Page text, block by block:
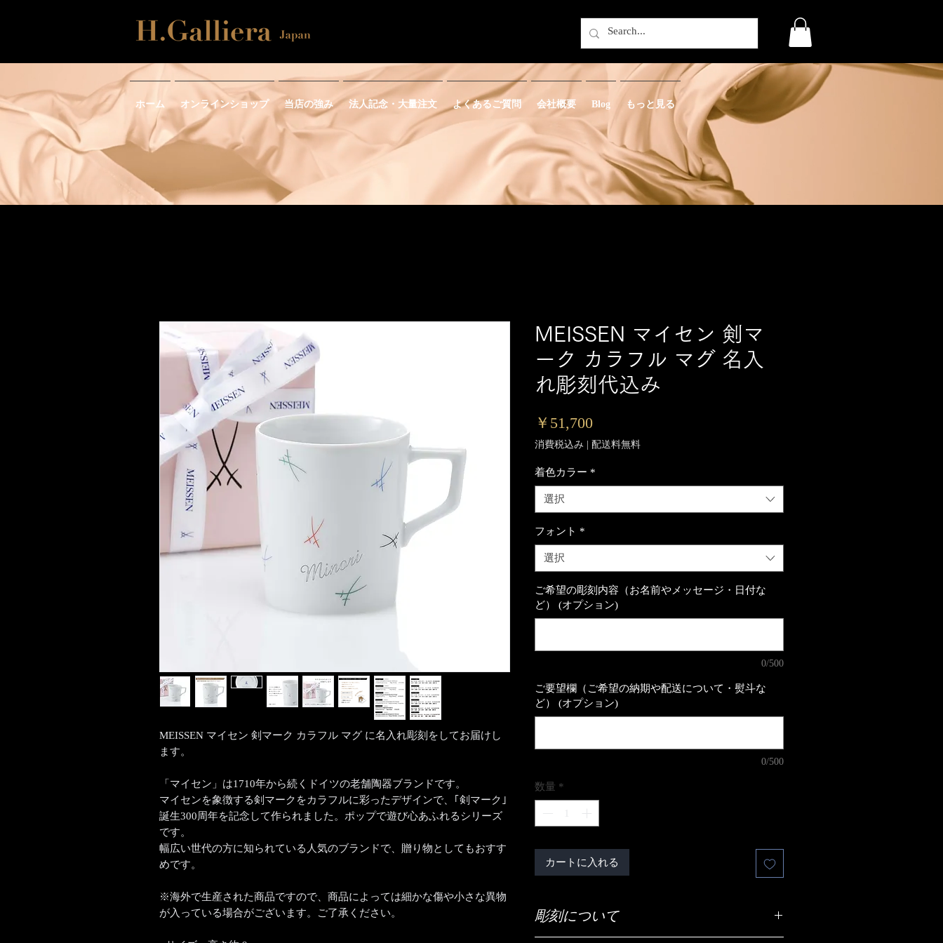
ホーム オンラインショップ 当店の強み 法人記念・大量注文 よくあるご質問 会社概要 Blog もっと見る
MEISSEN マイセン 剣マーク カラフル マグ に名入れ彫刻をしてお届けし
ます。
「マイセン」は1710年から続くドイツの老舗陶器ブランドです。
マイセンを象徴する剣マークをカラフルに彩ったデザインで、｢剣マーク｣
誕生300周年を記念して作られました。ポップで遊び心あふれるシリーズ
です。
幅広い世代の方に知られている人気のブランドで、贈り物としてもおすす
めです。
※海外で生産された商品ですので、商品によっては細かな傷や小さな異物
が入っている場合がございます。ご了承ください。
MEISSEN マイセン 剣マ
ーク カラフル マグ 名入
れ彫刻代込み
￥51,700価
格
消費税込み 配送料無料
着色カラー *
選択
フォント *
選択
ご希望の彫刻内容（お名前やメッセージ・日付な
ど） (オプション)
0/500
ご要望欄（ご希望の納期や配送について・熨斗な
ど） (オプション)
0/500
数量 *
カートに入れる
彫刻について